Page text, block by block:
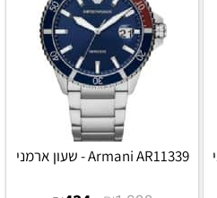
Armani AR11339 - שעון ארמני